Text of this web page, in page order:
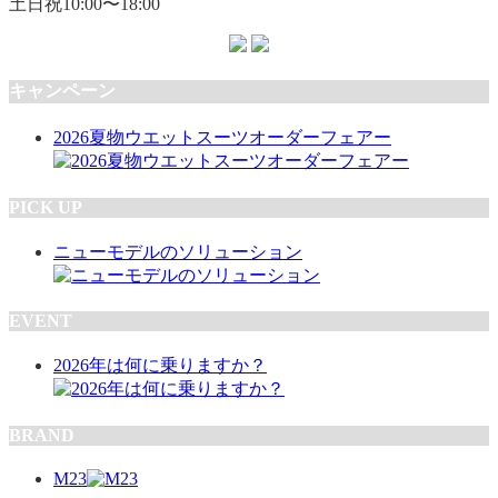
キャンペーン
2026夏物ウエットスーツオーダーフェアー
PICK UP
ニューモデルのソリューション
EVENT
2026年は何に乗りますか？
BRAND
M23